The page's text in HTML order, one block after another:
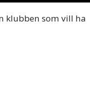
klubben som vill ha